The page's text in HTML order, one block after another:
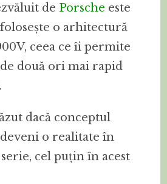
de Porsche este
o arhitectură
ceea ce îi permite
de două ori mai rapid
dacă conceptul
o realitate în
cel puțin în acest